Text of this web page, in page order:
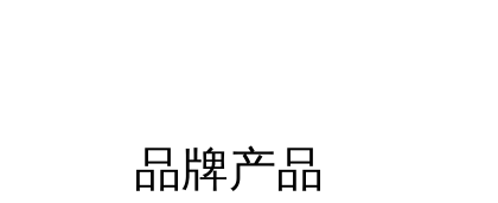
品牌产品